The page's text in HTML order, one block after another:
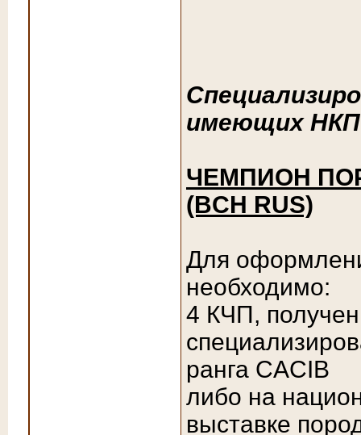
имеющих
ЧЕМПИОН
(BCH RUS)
Для
необходимо:
4 КЧП,
ранга CACIB
либо на
выставке